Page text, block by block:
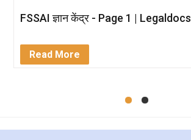
FSSAI ज्ञान केंद्र - Page 1 | Legaldocs
Read More